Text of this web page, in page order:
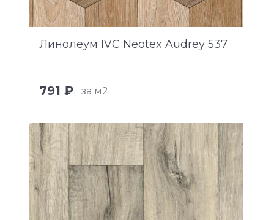
Линолеум IVC Neotex Audrey 537
791 ₽ за м2